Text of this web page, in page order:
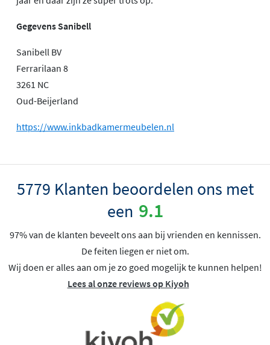
Gegevens Sanibell
Sanibell BV
Ferrarilaan 8
3261 NC
Oud-Beijerland
https://www.inkbadkamermeubelen.nl
5779 Klanten beoordelen ons met
een 9.1
97% van de klanten beveelt ons aan bij vrienden en kennissen.
De feiten liegen er niet om.
Wij doen er alles aan om je zo goed mogelijk te kunnen helpen!
Lees al onze reviews op Kiyoh